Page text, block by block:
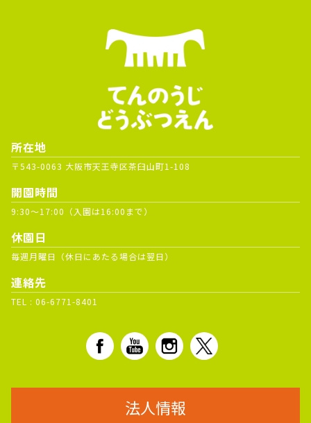
所在地
〒543-0063 大阪市天王寺区茶臼山町1-108
開園時間
9:30～17:00（入園は16:00まで）
休園日
毎週月曜日（休日にあたる場合は翌日）
連絡先
TEL : 06-6771-8401
法人情報